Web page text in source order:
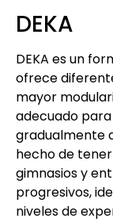
DEKA
DEKA es un
ofrece
mayor
adecuado
gradualmente
hecho de
gimnasios y
progresivos,
niveles de